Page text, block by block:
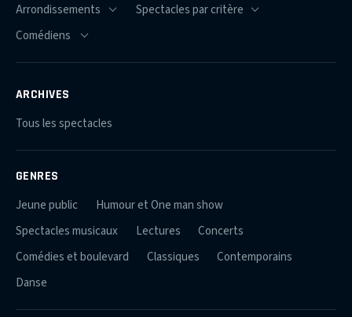
ARCHIVES
Tous les spectacles
GENRES
Jeune public
Humour et One man show
Spectacles musicaux
Lectures
Concerts
Comédies et boulevard
Classiques
Contemporains
Danse